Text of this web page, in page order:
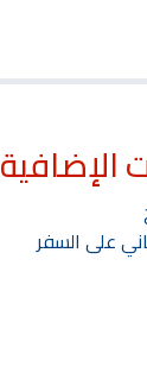
الإضافية
على السفر